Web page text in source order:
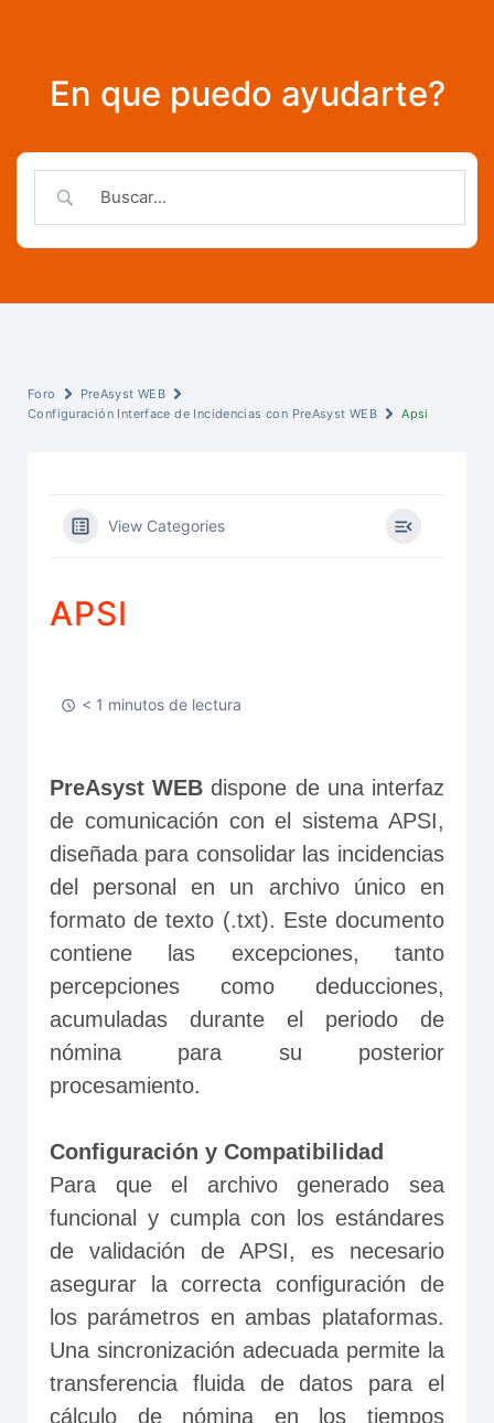
En que puedo ayudarte?
Foro
PreAsyst WEB
Configuración Interface de Incidencias con PreAsyst WEB
Apsi
View Categories
APSI
< 1 minutos de lectura
PreAsyst WEB dispone de una interfaz
de comunicación con el sistema APSI,
diseñada para consolidar las incidencias
del personal en un archivo único en
formato de texto (.txt). Este documento
contiene las excepciones, tanto
percepciones como deducciones,
acumuladas durante el periodo de
nómina para su posterior
procesamiento.
Configuración y Compatibilidad
Para que el archivo generado sea
funcional y cumpla con los estándares
de validación de APSI, es necesario
asegurar la correcta configuración de
los parámetros en ambas plataformas.
Una sincronización adecuada permite la
transferencia fluida de datos para el
cálculo de nómina en los tiempos